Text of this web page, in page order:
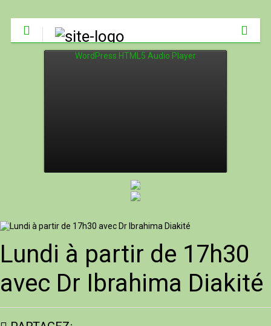
WordPress HTML5 Audio Player
Lundi à partir de 17h30
avec Dr Ibrahima Diakité